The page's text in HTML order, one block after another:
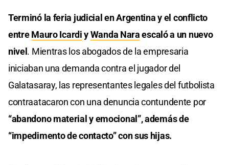
Terminó la feria judicial en Argentina y el conflicto
entreMauro IcardiyWanda Naraescaló a un nuevo
nivel . Mientras los abogados de la empresaria
iniciaban una demanda contra el jugador del
Galatasaray, las representantes legales del futbolista
contraatacaron con una denuncia contundente por
“abandono material y emocional”, además de
“impedimento de contacto” con sus hijas.